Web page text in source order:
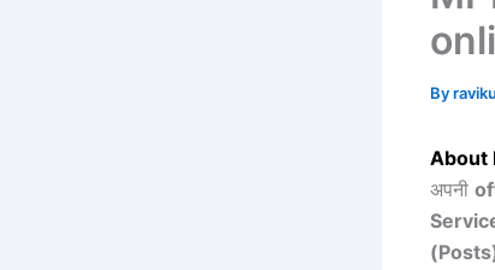
By
About
अपनी